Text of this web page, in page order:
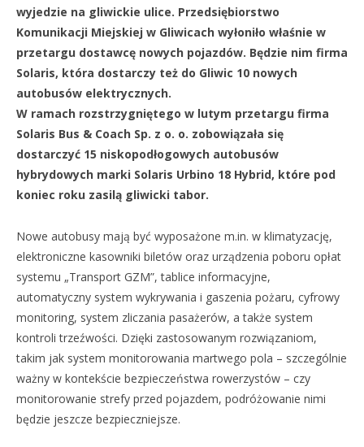
wyjedzie na gliwickie ulice. Przedsiębiorstwo
Komunikacji Miejskiej w Gliwicach wyłoniło właśnie w
przetargu dostawcę nowych pojazdów. Będzie nim firma
Solaris, która dostarczy też do Gliwic 10 nowych
autobusów elektrycznych.
W ramach rozstrzygniętego w lutym przetargu firma
Solaris Bus & Coach Sp. z o. o. zobowiązała się
dostarczyć 15 niskopodłogowych autobusów
hybrydowych marki Solaris Urbino 18 Hybrid, które pod
koniec roku zasilą gliwicki tabor.
Nowe autobusy mają być wyposażone m.in. w klimatyzację,
elektroniczne kasowniki biletów oraz urządzenia poboru opłat
systemu „Transport GZM”, tablice informacyjne,
automatyczny system wykrywania i gaszenia pożaru, cyfrowy
monitoring, system zliczania pasażerów, a także system
kontroli trzeźwości. Dzięki zastosowanym rozwiązaniom,
takim jak system monitorowania martwego pola – szczególnie
ważny w kontekście bezpieczeństwa rowerzystów – czy
monitorowanie strefy przed pojazdem, podróżowanie nimi
będzie jeszcze bezpieczniejsze.